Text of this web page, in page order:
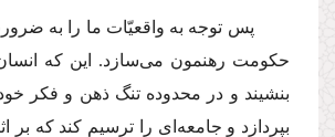
پس توجه به واقعیّات ما را به
حكومت رهنمون مى‌سازد. این كه
بنشیند و در محدوده تنگ ذهن و فكر
بپردازد و جامعه‌اى را ترسیم كند كه بر